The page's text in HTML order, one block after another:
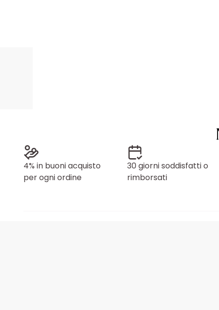
4% in buoni acquisto
per ogni ordine
30 giorni soddisfatti o
rimborsati